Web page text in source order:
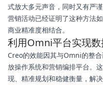
式放大多元声音，同时又有严
营销活动已经证明了这种方法
商业精准度相结合。
利用Omni平台实现
Creo的效能因其与Omni的整
放操作系统和营销编排平台。
现、精准规划和稳健衡量，解